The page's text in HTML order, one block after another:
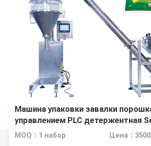
Машина упаковки завалки
управлением PLC детержентная
автоматическая
MOQ：1 набор